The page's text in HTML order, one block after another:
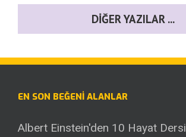
DIĞER YAZILAR ...
EN SON BEĞENI ALANLAR
Albert Einstein'den 10 Hayat Dersi